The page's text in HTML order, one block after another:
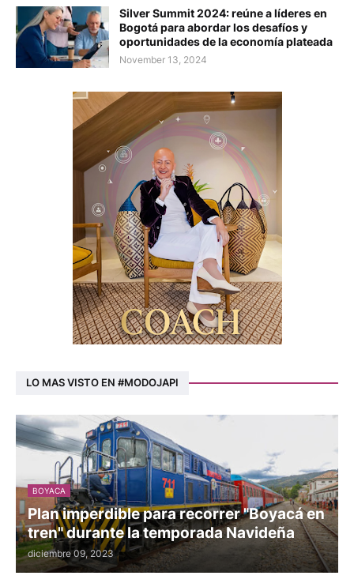
Silver Summit 2024: reúne a líderes en
Bogotá para abordar los desafíos y
oportunidades de la economía plateada
November 13, 2024
LO MAS VISTO EN #MODOJAPI
BOYACA
Plan imperdible para recorrer "Boyacá en
tren" durante la temporada Navideña
diciembre 09, 2023